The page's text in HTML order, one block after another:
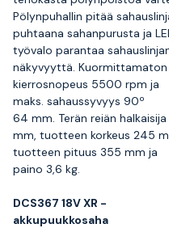
Pölynpuhallin pitää
puhtaana sahanpurusta ja
työvalo parantaa
näkyvyyttä. Kuormittamaton
kierrosnopeus 5500 rpm ja
maks. sahaussyvyys 90º
64 mm. Terän reiän halkaisija
mm, tuotteen korkeus 245
tuotteen pituus 355 mm ja
paino 3,6 kg.
DCS367 18V XR -
akkupuukkosaha